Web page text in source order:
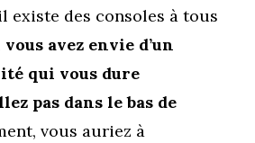
existe des consoles à tous
vous avez envie d’un
qui vous dure
pas dans le bas de
vous auriez à